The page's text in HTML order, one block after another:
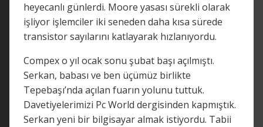
heyecanlı günlerdi. Moore yasası sürekli olarak
işliyor işlemciler iki seneden daha kısa sürede
transistor sayılarını katlayarak hızlanıyordu.
Compex o yıl ocak sonu şubat başı açılmıştı.
Serkan, babası ve ben üçümüz birlikte
Tepebaşı’nda açılan fuarın yolunu tuttuk.
Davetiyelerimizi Pc World dergisinden kapmıştık.
Serkan yeni bir bilgisayar almak istiyordu. Tabii